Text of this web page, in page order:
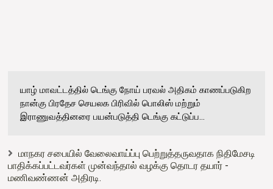
யாழ் மாவட்டத்தில் டெங்கு நோய் பரவல் அதிகம் காணப்படுகிற
நான்கு பிரதேச செயலக பிரிவில் பொலிஸ் மற்றும்
இராணுவத்தினரை பயன்படுத்தி டெங்கு கட்டுப்ப...
மாநகர சபையில் வேலைவாய்ப்பு பெற்றுத்தருவதாக நிதிமேசடி
பாதிக்கப்பட்டவர்கள் முன்வந்தால் வழக்கு தொடர தயார் -
மணிவண்ணன் அதிரடி.